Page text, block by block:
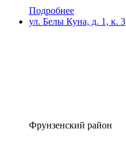
Подробнее
ул. Белы Куна, д. 1, к. 3
Фрунзенский район